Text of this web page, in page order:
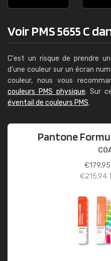
Voir PMS 5655 C
C'est un risque de prendre
d'une couleur sur un écran
couleur, nous vous
couleurs PMS physique. Sur
éventail de couleurs PMS.
Pantone
€179,95
€215,94